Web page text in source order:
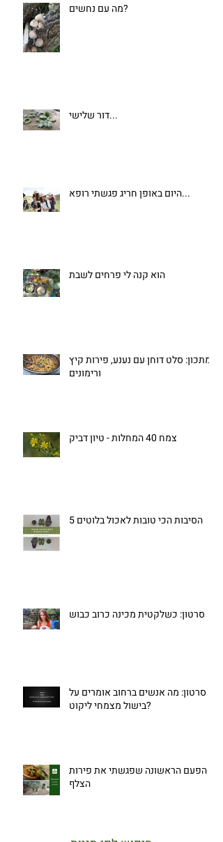
מה עם נחשים?
דור שלישי...
היום באופן חריג פגשתי רופא...
הוא קנה לי פרחים לשבת
מתכון: סלט דוחן עם נענע, פירות קיץ
ורימונים
צמח 40 המחלות - טיון דביק
5 הסיבות הכי טובות לאכול בלוטים
סרטון: כשלקטית מכינה כרוב כבוש
סרטון: מה אנשים ברחוב אומרים על
בישול מצמחי ליקוט?
הפעם הראשונה שפגשתי את פירות
הצלף